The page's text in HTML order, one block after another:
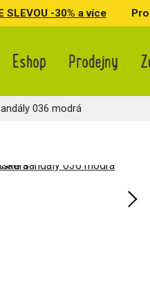
SLEVOU -30% a více
Eshop Prodejny
036 modrá